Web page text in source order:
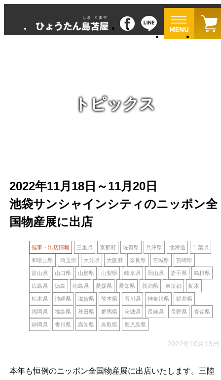
トピックス
2022年11月18日～11月20日
池袋サンシャインシティのニッポン全
国物産展に出店
催事・出店情報 三重県 京都府 佐賀県 兵庫県 北海道 千葉県
和歌山県 埼玉県 大分県 大阪府 奈良県 宮城県 宮崎県
富山県 山口県 山形県 山梨県 岐阜県 岡山県 岩手県 島根県
広島県 徳島 徳島県 愛媛県 愛知県 新潟県 東京都 栃木
栃木県 沖縄県 滋賀県 熊本県 石川県 神奈川県 福井県
福岡県 福島県 秋田県 群馬県 茨城県 長崎県 長野県 青森県
静岡県 香川県 高知県 鳥取県 鹿児島県
2022年10月13日
本年も恒例のニッポン全国物産展に出店いたします。三陸